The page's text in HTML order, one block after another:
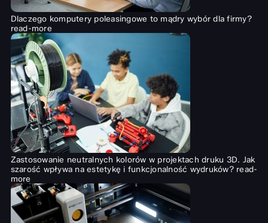
Dlaczego komputery poleasingowe to mądry wybór dla firmy?
read-more
Zastosowanie neutralnych kolorów w projektach druku 3D. Jak
szarość wpływa na estetykę i funkcjonalność wydruków? read-
more